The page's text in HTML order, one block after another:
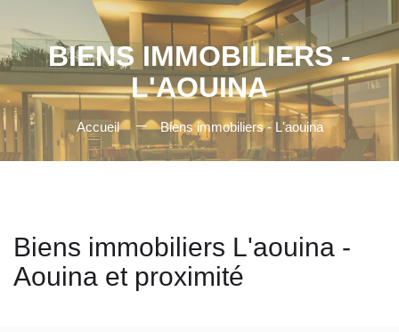
BIENS IMMOBILIERS -
L'AOUINA
Accueil Biens immobiliers - L'aouina
Biens immobiliers L'aouina -
Aouina et proximité